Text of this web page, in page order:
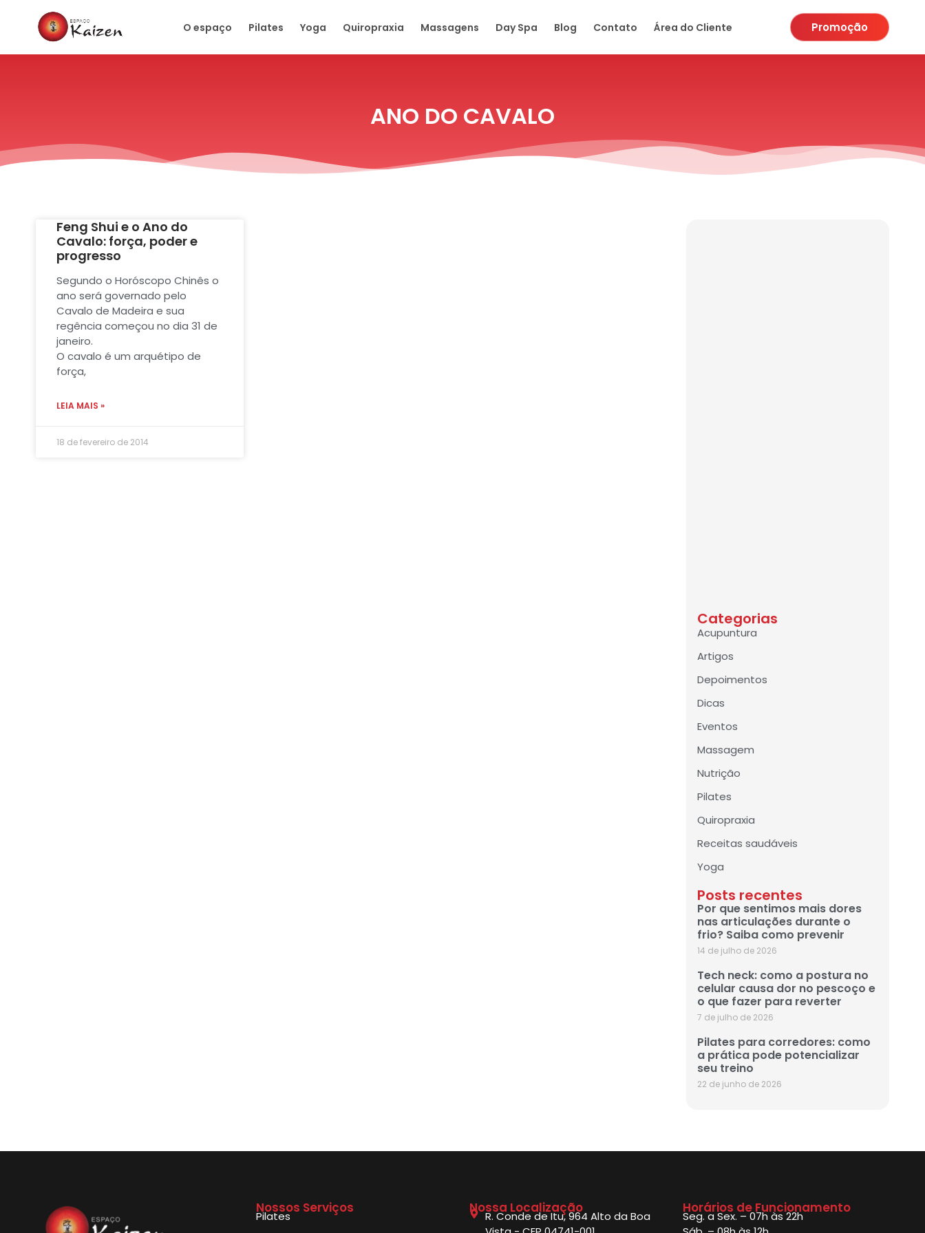
O espaço Pilates Yoga Quiropraxia Massagens Day Spa Blog Contato Área do Cliente Promoção
ANO DO CAVALO
Feng Shui e o Ano do
Cavalo: força, poder e
progresso
Segundo o Horóscopo Chinês o
ano será governado pelo
Cavalo de Madeira e sua
regência começou no dia 31 de
janeiro.
O cavalo é um arquétipo de
força,
LEIA MAIS »
18 de fevereiro de 2014
Categorias
Acupuntura
Artigos
Depoimentos
Dicas
Eventos
Massagem
Nutrição
Pilates
Quiropraxia
Receitas saudáveis
Yoga
Posts recentes
Por que sentimos mais dores
nas articulações durante o
frio? Saiba como prevenir
14 de julho de 2026
Tech neck: como a postura no
celular causa dor no pescoço e
o que fazer para reverter
7 de julho de 2026
Pilates para corredores: como
a prática pode potencializar
seu treino
22 de junho de 2026
Nossos Serviços
Pilates
Nossa Localização
R. Conde de Itu, 964 Alto da Boa
Horários de Funcionamento
Seg. a Sex. – 07h às 22h